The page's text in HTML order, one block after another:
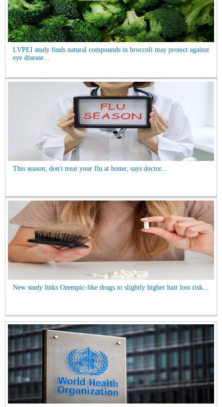
LVPEI study finds natural compounds in broccoli may protect against
eye disease...
This season, don't treat your flu at home, says doctor...
New study links Ozempic-like drugs to slightly higher hair loss risk...